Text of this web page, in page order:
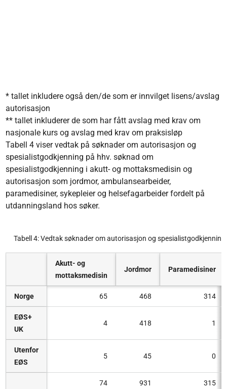
* tallet inkludere også den/de som er innvilget lisens/avslag
autorisasjon
** tallet inkluderer de som har fått avslag med krav om
nasjonale kurs og avslag med krav om praksisløp
Tabell 4 viser vedtak på søknader om autorisasjon og
spesialistgodkjenning på hhv. søknad om
spesialistgodkjenning i akutt- og mottaksmedisin og
autorisasjon som jordmor, ambulansearbeider,
paramedisiner, sykepleier og helsefagarbeider fordelt på
utdanningsland hos søker.
Tabell 4: Vedtak søknader om autorisasjon og
Akutt- og
mottaksmedisin
Jordmor Paramedisiner
Norge 65 468 314
EØS+
UK
4 418 1
Utenfor
EØS
5 45 0
74 931 315